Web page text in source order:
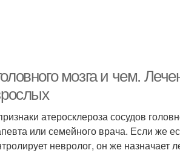
мозга и чем.
атеросклероза сосудов
или семейного врача. Если же
невролог, он же